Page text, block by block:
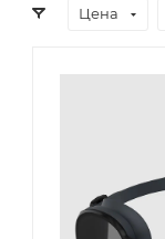
Цена